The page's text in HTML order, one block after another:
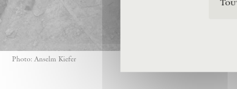
Photo: Anselm Kiefer